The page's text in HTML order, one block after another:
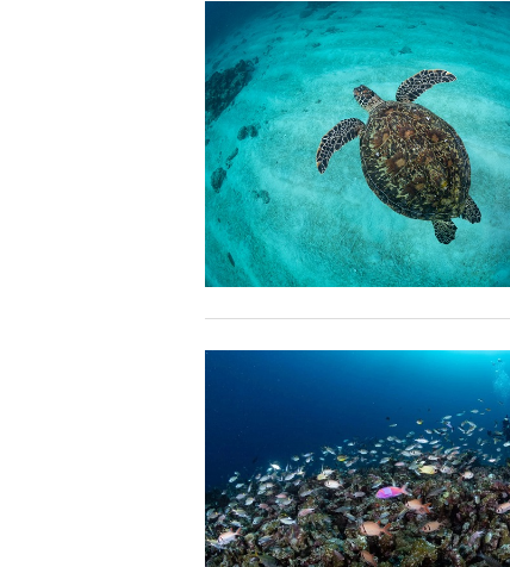
沖縄の1月～3月は、季節的に海が穏やかな日は多く
船酔いしやすい方は、ご自身で事前に十分な対策を
ツアー中に、スノーケリングやスキンダイビングの
験が浅い方については、条件付きでのご案内となる
きますので、ご不安のある方は事前にご相談ください
7.器材やスーツのレンタル
ホエールスイム参加時に使用する器材やスーツのレ
承諾しました。
ホエールスイムは、通常のスノーケリングやスキンダ
流れのある海上で、船上からエントリーやエキジット
ルスイムでは、これら以外にも想定できないトラブル
参加者はこれらのリスクを理解し、傷害や損害につな